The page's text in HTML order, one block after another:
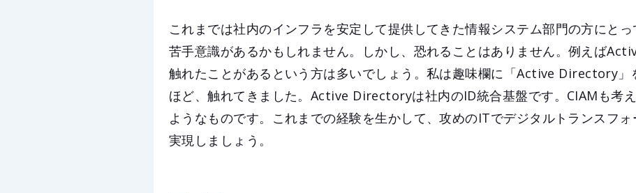
これまでは社内のインフラを安定して提供してきた情報システム部門の方にと
苦手意識があるかもしれません。しかし、恐れることはありません。例えば
触れたことがあるという方は多いでしょう。私は趣味欄に「Active Directory」
ほど、触れてきました。Active Directoryは社内のID統合基盤です。CIAMも考
ようなものです。これまでの経験を生かして、攻めのITでデジタルトランスフォ
実現しましょう。